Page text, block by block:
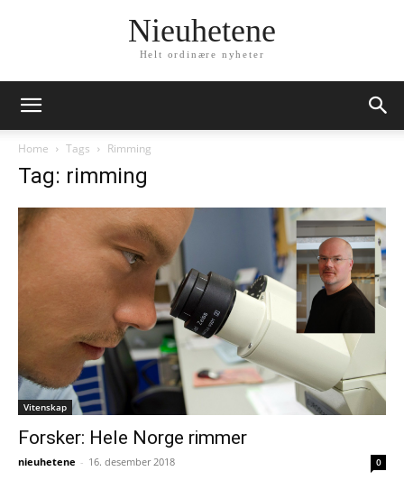
Nieuhetene
Helt ordinære nyheter
Home Tags Rimming
Tag: rimming
Vitenskap
Forsker: Hele Norge rimmer
nieuhetene - 16. desember 2018 0